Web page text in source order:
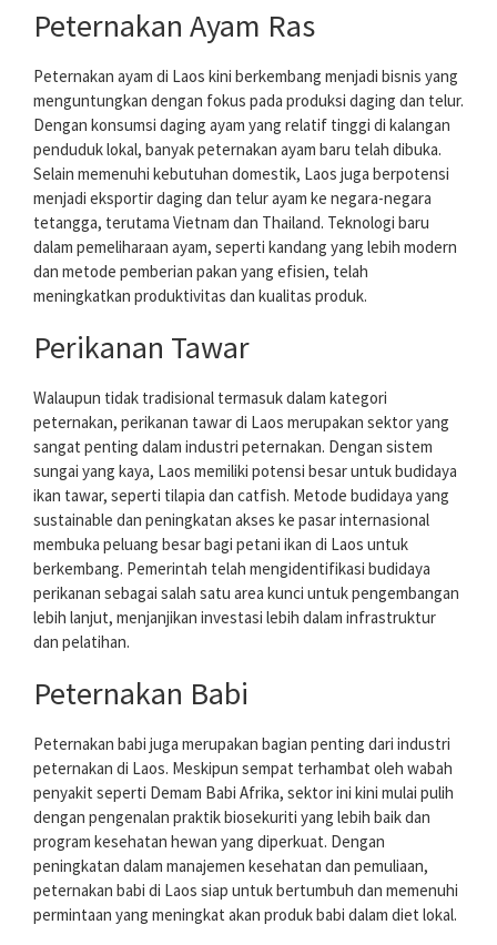
Peternakan Ayam Ras
Peternakan ayam di Laos kini berkembang menjadi bisnis yang
menguntungkan dengan fokus pada produksi daging dan telur.
Dengan konsumsi daging ayam yang relatif tinggi di kalangan
penduduk lokal, banyak peternakan ayam baru telah dibuka.
Selain memenuhi kebutuhan domestik, Laos juga berpotensi
menjadi eksportir daging dan telur ayam ke negara-negara
tetangga, terutama Vietnam dan Thailand. Teknologi baru
dalam pemeliharaan ayam, seperti kandang yang lebih modern
dan metode pemberian pakan yang efisien, telah
meningkatkan produktivitas dan kualitas produk.
Perikanan Tawar
Walaupun tidak tradisional termasuk dalam kategori
peternakan, perikanan tawar di Laos merupakan sektor yang
sangat penting dalam industri peternakan. Dengan sistem
sungai yang kaya, Laos memiliki potensi besar untuk budidaya
ikan tawar, seperti tilapia dan catfish. Metode budidaya yang
sustainable dan peningkatan akses ke pasar internasional
membuka peluang besar bagi petani ikan di Laos untuk
berkembang. Pemerintah telah mengidentifikasi budidaya
perikanan sebagai salah satu area kunci untuk pengembangan
lebih lanjut, menjanjikan investasi lebih dalam infrastruktur
dan pelatihan.
Peternakan Babi
Peternakan babi juga merupakan bagian penting dari industri
peternakan di Laos. Meskipun sempat terhambat oleh wabah
penyakit seperti Demam Babi Afrika, sektor ini kini mulai pulih
dengan pengenalan praktik biosekuriti yang lebih baik dan
program kesehatan hewan yang diperkuat. Dengan
peningkatan dalam manajemen kesehatan dan pemuliaan,
peternakan babi di Laos siap untuk bertumbuh dan memenuhi
permintaan yang meningkat akan produk babi dalam diet lokal.